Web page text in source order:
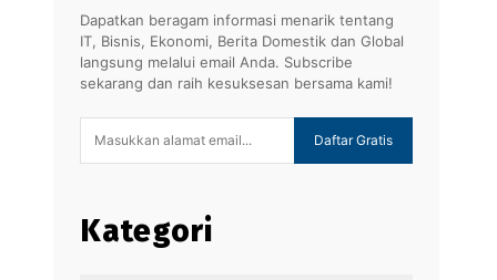
Dapatkan beragam informasi menarik tentang
IT, Bisnis, Ekonomi, Berita Domestik dan Global
langsung melalui email Anda. Subscribe
sekarang dan raih kesuksesan bersama kami!
Daftar Gratis
Kategori